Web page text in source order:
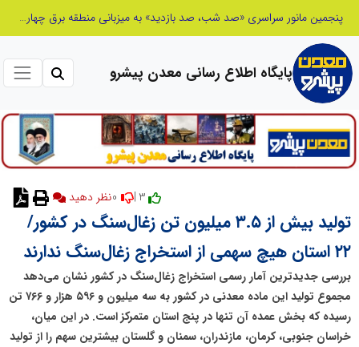
شانزدهمین مانور سراسری طرح مهتاب در استان تهران به میزبانی منطقه برق لواسان
پایگاه اطلاع رسانی معدن پیشرو
3 |
تولید بیش از ۳.۵ میلیون تن زغال‌سنگ در کشور/
۲۲ استان هیچ سهمی از استخراج زغال‌سنگ ندارند
بررسی جدیدترین آمار رسمی استخراج زغال‌سنگ در کشور نشان می‌دهد
مجموع تولید این ماده معدنی در کشور به سه میلیون و ۵۹۶ هزار و ۷۶۶ تن
رسیده که بخش عمده آن تنها در پنج استان متمرکز است. در این میان،
خراسان جنوبی، کرمان، مازندران، سمنان و گلستان بیشترین سهم را از تولید